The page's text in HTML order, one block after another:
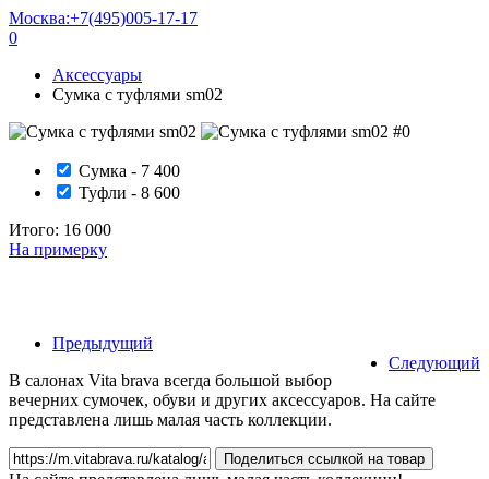
Москва:+7(495)005-17-17
0
Аксессуары
Сумка с туфлями sm02
Сумка - 7 400
Туфли - 8 600
Итого: 16 000
На примерку
Предыдущий
Следующий
В салонах Vita brava всегда большой выбор
вечерних сумочек, обуви и других аксессуаров. На сайте
представлена лишь малая часть коллекции.
Поделиться ссылкой на товар